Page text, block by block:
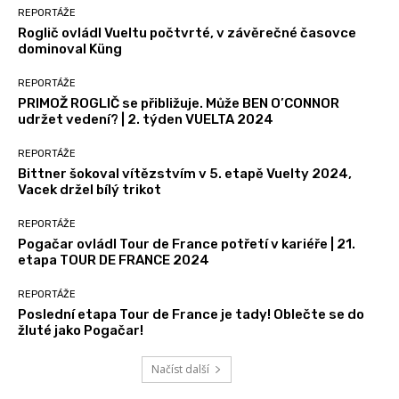
REPORTÁŽE
Roglič ovládl Vueltu počtvrté, v závěrečné časovce
dominoval Küng
REPORTÁŽE
PRIMOŽ ROGLIČ se přibližuje. Může BEN O’CONNOR
udržet vedení? | 2. týden VUELTA 2024
REPORTÁŽE
Bittner šokoval vítězstvím v 5. etapě Vuelty 2024,
Vacek držel bílý trikot
REPORTÁŽE
Pogačar ovládl Tour de France potřetí v kariéře | 21.
etapa TOUR DE FRANCE 2024
REPORTÁŽE
Poslední etapa Tour de France je tady! Oblečte se do
žluté jako Pogačar!
Načíst další